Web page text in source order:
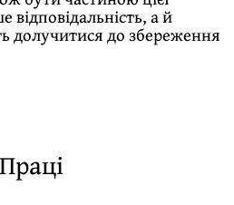
а й
долучитися до збереження
Праці